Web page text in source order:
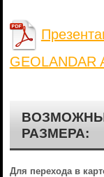
GEOLANDAR
РАЗМЕРА:
Для перехода в